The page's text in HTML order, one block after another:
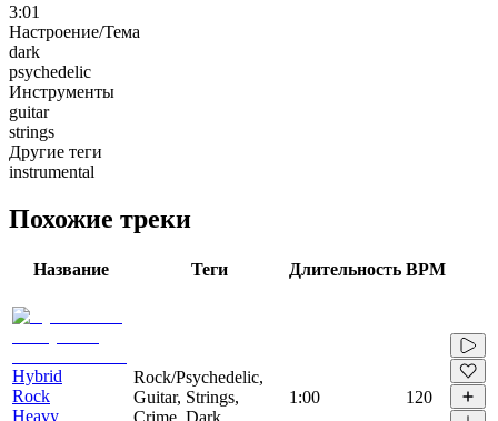
3:01
Настроение/Тема
dark
psychedelic
Инструменты
guitar
strings
Другие теги
instrumental
Похожие треки
Название Теги Длительность BPM
Hybrid
Rock
Heavy
Rock/Psychedelic,
Guitar, Strings,
Crime, Dark
1:00 120